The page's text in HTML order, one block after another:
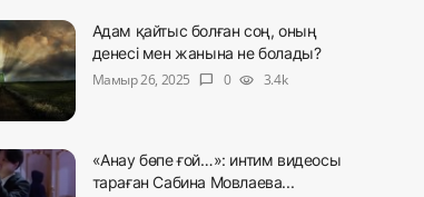
Адам қайтыс болған соң, оның
денесі мен жанына не болады?
Мамыр 26, 2025
chat_bubble 0 visibility 3.4k
«Анау бөпе ғой…»: интим видеосы
тараған Сабина Мовлаева...